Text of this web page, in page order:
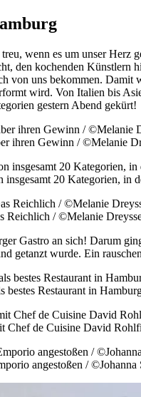
wenn es um unser Herz
den kochenden
von uns bekommen.
wird. Von Italien bis
gestern Abend gekürt!
ihren Gewinn / ©Melanie
20 Kategorien, in
Reichlich / ©Melanie
Gastro an sich! Darum
getanzt wurde. Ein
Restaurant in
Chef de Cuisine David
angestoßen / ©Johanna